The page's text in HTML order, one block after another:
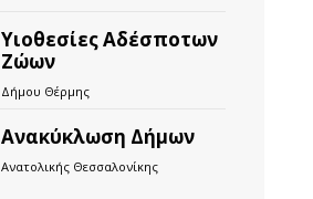
Υιοθεσίες Αδέσποτων
Ζώων
Δήμου Θέρμης
Ανακύκλωση Δήμων
Ανατολικής Θεσσαλονίκης